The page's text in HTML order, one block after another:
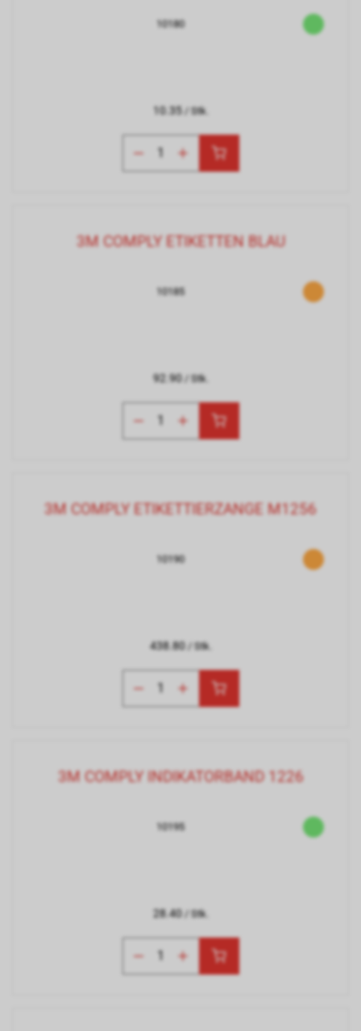
10180
10.35/ Stk.
3M COMPLY ETIKETTEN BLAU
10185
92.90/ Stk.
3M COMPLY ETIKETTIERZANGE M1256
10190
438.80/ Stk.
3M COMPLY INDIKATORBAND 1226
10195
28.40/ Stk.